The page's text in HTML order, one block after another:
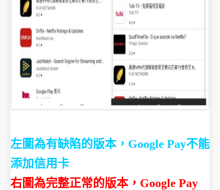
左圖為有缺陷的版本，Google Pay不能
添加信用卡
右圖為完整正常的版本， Google Pay